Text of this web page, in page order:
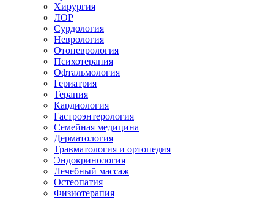
Хирургия
ЛОР
Сурдология
Неврология
Отоневрология
Психотерапия
Офтальмология
Гериатрия
Терапия
Кардиология
Гастроэнтерология
Семейная медицина
Дерматология
Травматология и ортопедия
Эндокринология
Лечебный массаж
Остеопатия
Физиотерапия